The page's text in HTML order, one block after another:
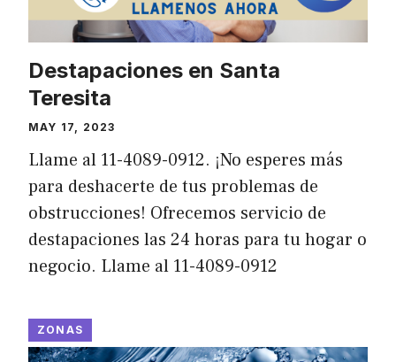
Destapaciones en Santa
Teresita
MAY 17, 2023
Llame al 11-4089-0912. ¡No esperes más
para deshacerte de tus problemas de
obstrucciones! Ofrecemos servicio de
destapaciones las 24 horas para tu hogar o
negocio. Llame al 11-4089-0912
ZONAS